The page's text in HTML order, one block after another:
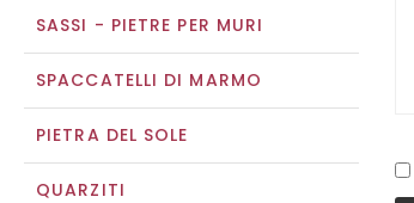
SASSI - PIETRE PER MURI
SPACCATELLI DI MARMO
PIETRA DEL SOLE
QUARZITI